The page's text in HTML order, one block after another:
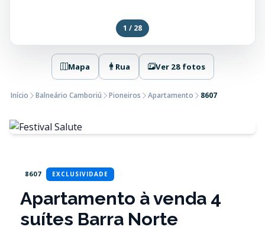
1 / 28
Mapa Rua Ver 28 fotos
Início Balneário Camboriú Pioneiros Apartamento 8607
8607 EXCLUSIVIDADE
Apartamento à venda 4
suítes Barra Norte